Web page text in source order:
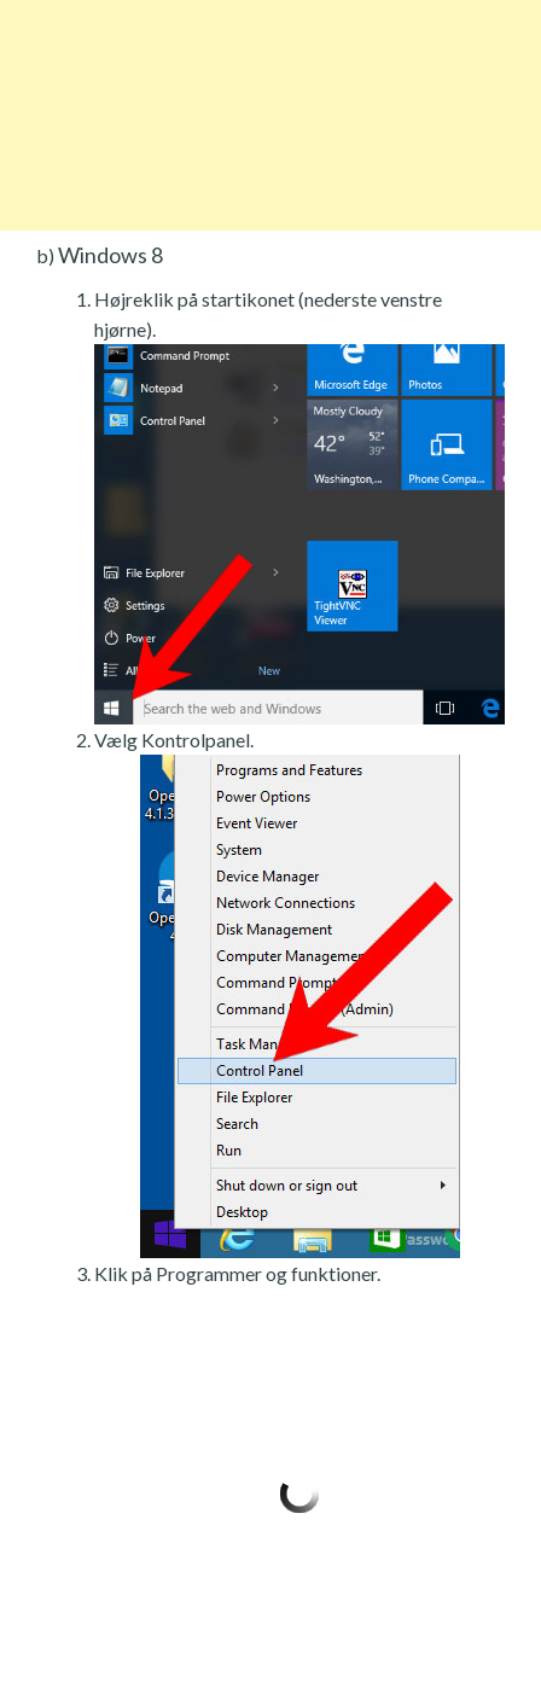
b) Windows 8
Højreklik på startikonet (nederste venstre
hjørne).
Vælg Kontrolpanel.
Klik på Programmer og funktioner.